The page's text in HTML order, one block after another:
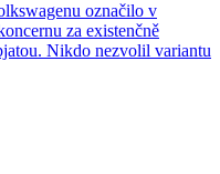
označilo v
za existenčně
Nikdo nezvolil variantu